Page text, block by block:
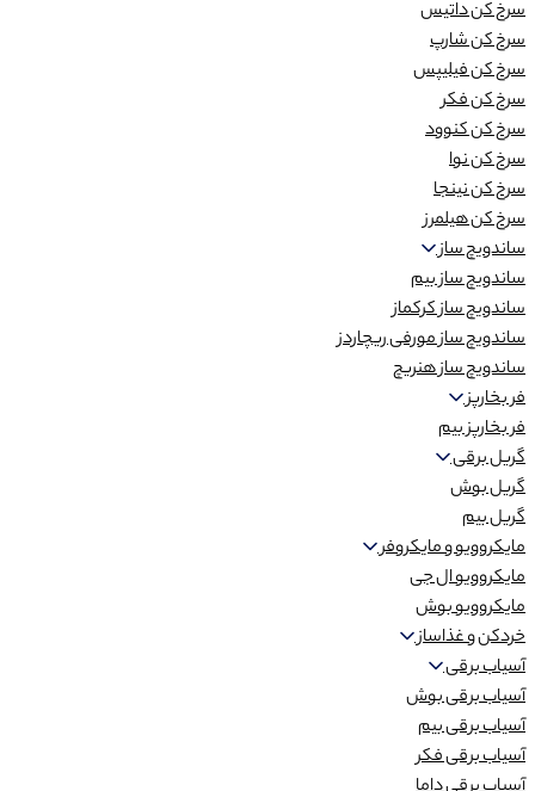
سرخ کن داتیس
سرخ کن شارپ
سرخ کن فیلیپس
سرخ کن فکر
سرخ کن کنوود
سرخ کن نوا
سرخ کن نینجا
سرخ کن هیلمرز
ساندویچ ساز
ساندویچ ساز بیم
ساندویچ ساز کرکماز
ساندویچ ساز مورفی ریچاردز
ساندویچ ساز هنریچ
فر بخارپز
فر بخارپز بیم
گریل برقی
گریل بوش
گریل بیم
مایکروویو و مایکروفر
مایکروویو ال جی
مایکروویو بوش
خردکن و غذاساز
آسیاب برقی
آسیاب برقی بوش
آسیاب برقی بیم
آسیاب برقی فکر